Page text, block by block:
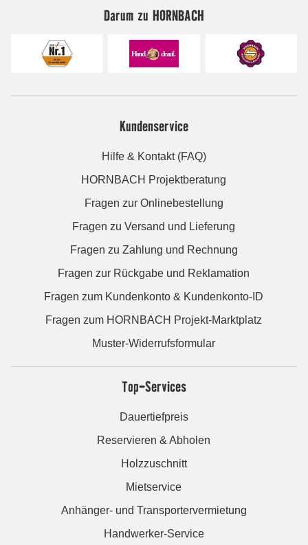
Darum zu HORNBACH
Kundenservice
Hilfe & Kontakt (FAQ)
HORNBACH Projektberatung
Fragen zur Onlinebestellung
Fragen zu Versand und Lieferung
Fragen zu Zahlung und Rechnung
Fragen zur Rückgabe und Reklamation
Fragen zum Kundenkonto & Kundenkonto-ID
Fragen zum HORNBACH Projekt-Marktplatz
Muster-Widerrufsformular
Top-Services
Dauertiefpreis
Reservieren & Abholen
Holzzuschnitt
Mietservice
Anhänger- und Transportervermietung
Handwerker-Service